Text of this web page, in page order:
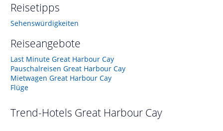
Reisetipps
Sehenswürdigkeiten
Reiseangebote
Last Minute Great Harbour Cay
Pauschalreisen Great Harbour Cay
Mietwagen Great Harbour Cay
Flüge
Trend-Hotels Great Harbour Cay